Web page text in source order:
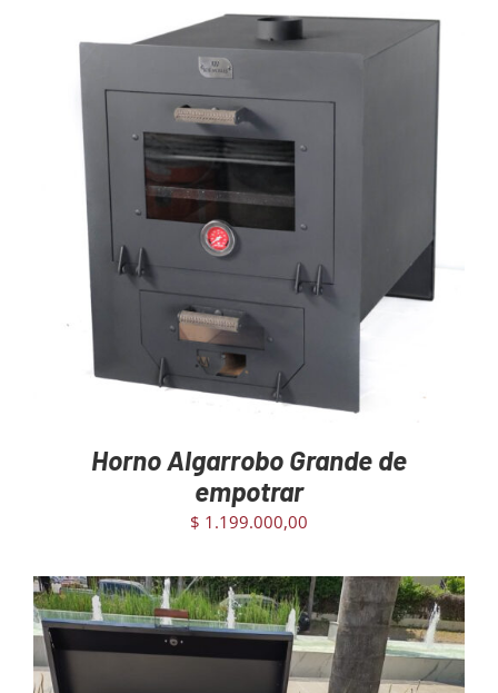
Mayoristas
Carrito
AGREGAR AL CARRITO
Horno Algarrobo Grande de
empotrar
$ 1.199.000,00